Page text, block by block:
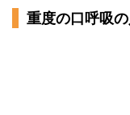
重度の口呼吸